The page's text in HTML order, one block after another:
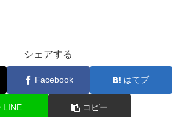
シェアする
Facebook はてブ
LINE コピー